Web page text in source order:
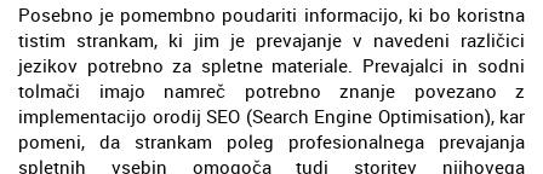
Posebno je pomembno poudariti informacijo, ki bo koristna
tistim strankam, ki jim je prevajanje v navedeni različici
jezikov potrebno za spletne materiale. Prevajalci in sodni
tolmači imajo namreč potrebno znanje povezano z
implementacijo orodij SEO (Search Engine Optimisation), kar
pomeni, da strankam poleg profesionalnega prevajanja
spletnih vsebin omogoča tudi storitev njihovega